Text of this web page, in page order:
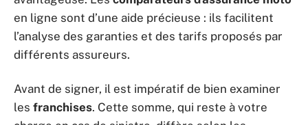
en ligne sont d’une aide précieuse : ils facilitent
l’analyse des garanties et des tarifs proposés par
différents assureurs.
Avant de signer, il est impératif de bien examiner
les franchises. Cette somme, qui reste à votre